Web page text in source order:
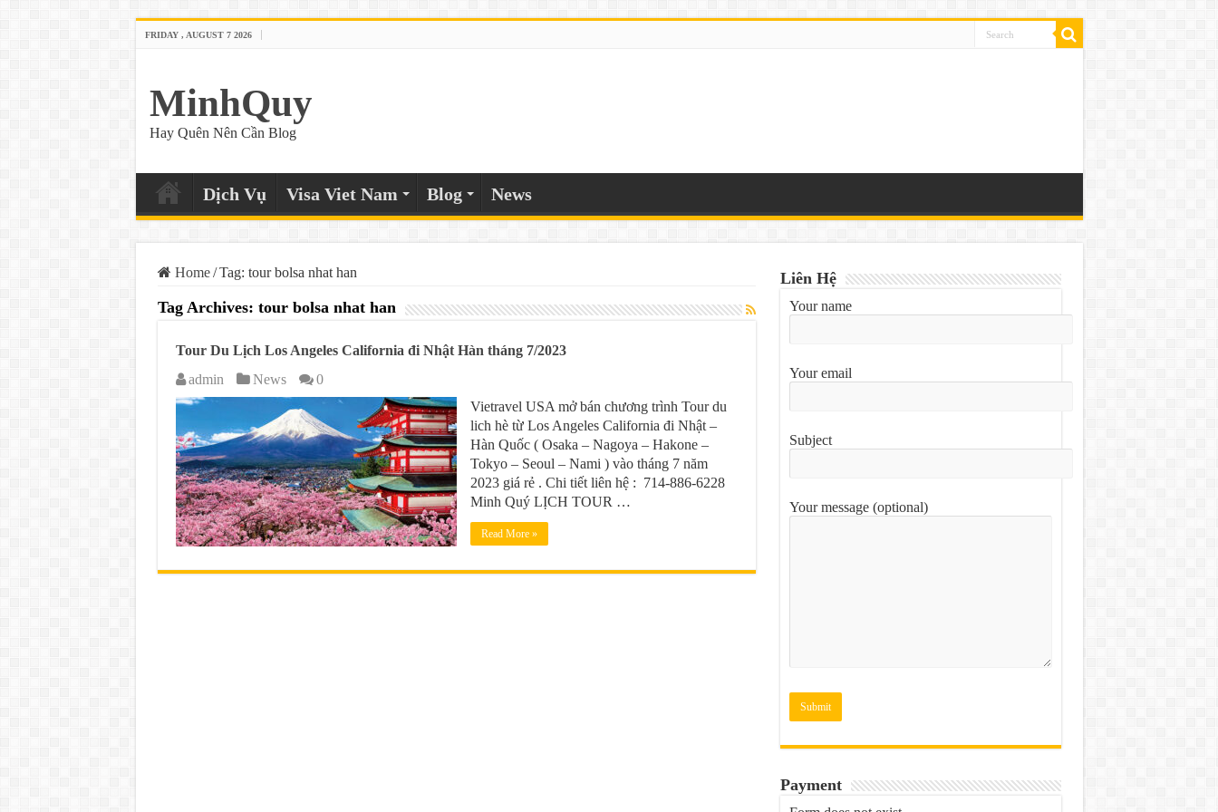
FRIDAY , AUGUST 7 2026
MinhQuy
Hay Quên Nên Cần Blog
Dịch Vụ Visa Viet Nam Blog News
Home / Tag: tour bolsa nhat han
Tag Archives: tour bolsa nhat han
Tour Du Lịch Los Angeles California đi Nhật Hàn tháng 7/2023
admin
News
0
Vietravel USA mở bán chương trình Tour du
lich hè từ Los Angeles California đi Nhật –
Hàn Quốc ( Osaka – Nagoya – Hakone –
Tokyo – Seoul – Nami ) vào tháng 7 năm
2023 giá rẻ . Chi tiết liên hệ : 714-886-6228
Minh Quý LỊCH TOUR …
Read More »
Liên Hệ
Your name
Your email
Subject
Your message (optional)
Payment